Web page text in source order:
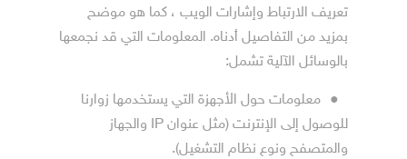
تعريف الارتباط وإشارات الويب ، كما هو موضح
بمزيد من التفاصيل أدناه. المعلومات التي قد نجمعها
بالوسائل الآلية تشمل:
● معلومات حول الأجهزة التي يستخدمها زوارنا
للوصول إلى الإنترنت (مثل عنوان IP والجهاز
والمتصفح ونوع نظام التشغيل).